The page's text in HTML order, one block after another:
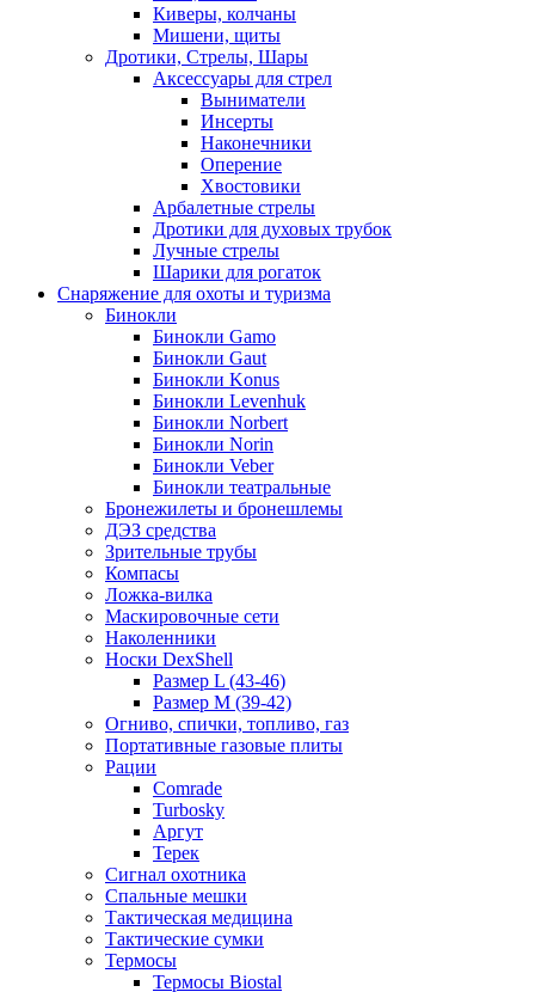
Киверы, колчаны
Мишени, щиты
Дротики, Стрелы, Шары
Аксессуары для стрел
Выниматели
Инсерты
Наконечники
Оперение
Хвостовики
Арбалетные стрелы
Дротики для духовых трубок
Лучные стрелы
Шарики для рогаток
Снаряжение для охоты и туризма
Бинокли
Бинокли Gamo
Бинокли Gaut
Бинокли Konus
Бинокли Levenhuk
Бинокли Norbert
Бинокли Norin
Бинокли Veber
Бинокли театральные
Бронежилеты и бронешлемы
ДЭЗ средства
Зрительные трубы
Компасы
Ложка-вилка
Маскировочные сети
Наколенники
Носки DexShell
Размер L (43-46)
Размер M (39-42)
Огниво, спички, топливо, газ
Портативные газовые плиты
Рации
Comrade
Turbosky
Аргут
Терек
Сигнал охотника
Спальные мешки
Тактическая медицина
Тактические сумки
Термосы
Термосы Biostal